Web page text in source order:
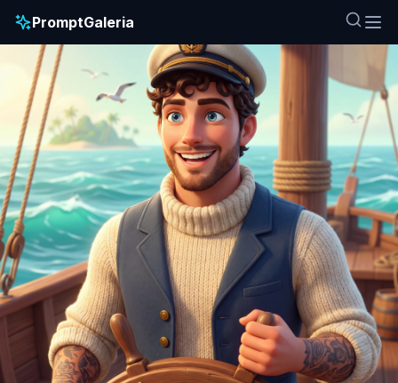
PromptGaleria